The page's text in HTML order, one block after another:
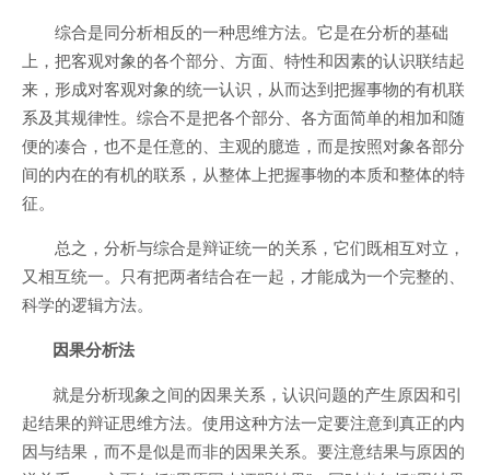
综合是同分析相反的一种思维方法。它是在分析的基础
上，把客观对象的各个部分、方面、特性和因素的认识联结起
来，形成对客观对象的统一认识，从而达到把握事物的有机联
系及其规律性。综合不是把各个部分、各方面简单的相加和随
便的凑合，也不是任意的、主观的臆造，而是按照对象各部分
间的内在的有机的联系，从整体上把握事物的本质和整体的特
征。
总之，分析与综合是辩证统一的关系，它们既相互对立，
又相互统一。只有把两者结合在一起，才能成为一个完整的、
科学的逻辑方法。
因果分析法
就是分析现象之间的因果关系，认识问题的产生原因和引
起结果的辩证思维方法。使用这种方法一定要注意到真正的内
因与结果，而不是似是而非的因果关系。要注意结果与原因的